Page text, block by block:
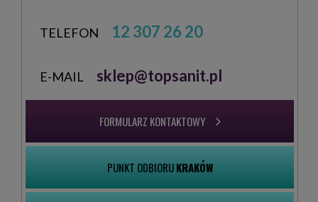
TELEFON 12 307 26 20
E-MAIL sklep@topsanit.pl
FORMULARZ KONTAKTOWY
PUNKT ODBIORUKRAKÓW